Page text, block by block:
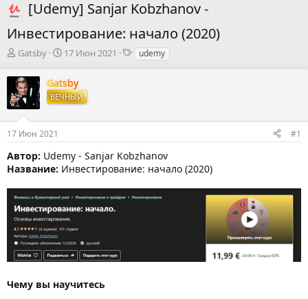
[Udemy] Sanjar Kobzhanov -
Инвестирование: начало (2020)
А
т
о
р
м
ы
Gatsby
Д
т
а
н
а
л
а
17 Июн 2021
Тudemy
Gatsby
ВЕЧНЫЙ
17 Июн 2021 #1
Автор: Udemy - Sanjar Kobzhanov
Название: Инвестирование: начало (2020)
Чему вы научитесь